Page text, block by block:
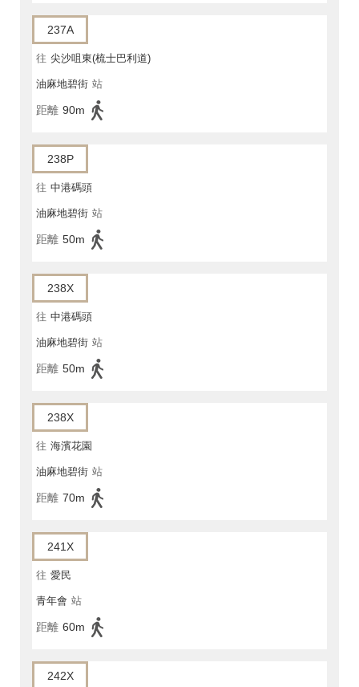
237A
往 尖沙咀東(梳士巴利道)
油麻地碧街 站
距離 90m
238P
往 中港碼頭
油麻地碧街 站
距離 50m
238X
往 中港碼頭
油麻地碧街 站
距離 50m
238X
往 海濱花園
油麻地碧街 站
距離 70m
241X
往 愛民
青年會 站
距離 60m
242X